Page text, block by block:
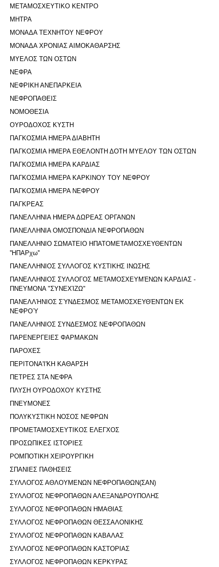
ΜΕΤΑΜΟΣΧΕΥΤΙΚΟ ΚΕΝΤΡΟ
ΜΗΤΡΑ
ΜΟΝΑΔΑ ΤΕΧΝΗΤΟΥ ΝΕΦΡΟΥ
ΜΟΝΑΔΑ ΧΡΟΝΙΑΣ ΑΙΜΟΚΑΘΑΡΣΗΣ
ΜΥΕΛΟΣ ΤΩΝ ΟΣΤΩΝ
ΝΕΦΡΑ
ΝΕΦΡΙΚΗ ΑΝΕΠΑΡΚΕΙΑ
ΝΕΦΡΟΠΑΘΕΙΣ
ΝΟΜΟΘΕΣΙΑ
ΟΥΡΟΔΟΧΟΣ ΚΥΣΤΗ
ΠΑΓΚΟΣΜΙΑ ΗΜΕΡΑ ΔΙΑΒΗΤΗ
ΠΑΓΚΟΣΜΙΑ ΗΜΕΡΑ ΕΘΕΛΟΝΤΗ ΔΟΤΗ ΜΥΕΛΟΥ ΤΩΝ ΟΣΤΩΝ
ΠΑΓΚΟΣΜΙΑ ΗΜΕΡΑ ΚΑΡΔΙΑΣ
ΠΑΓΚΟΣΜΙΑ ΗΜΕΡΑ ΚΑΡΚΙΝΟΥ ΤΟΥ ΝΕΦΡΟΥ
ΠΑΓΚΟΣΜΙΑ ΗΜΕΡΑ ΝΕΦΡΟΥ
ΠΑΓΚΡΕΑΣ
ΠΑΝΕΛΛΗΝΙΑ ΗΜΕΡΑ ΔΩΡΕΑΣ ΟΡΓΑΝΩΝ
ΠΑΝΕΛΛΗΝΙΑ ΟΜΟΣΠΟΝΔΙΑ ΝΕΦΡΟΠΑΘΩΝ
ΠΑΝΕΛΛΗΝΙΟ ΣΩΜΑΤΕΙΟ ΗΠΑΤΟΜΕΤΑΜΟΣΧΕΥΘΕΝΤΩΝ
''ΗΠΑΡχω''
ΠΑΝΕΛΛΗΝΙΟΣ ΣΥΛΛΟΓΟΣ ΚΥΣΤΙΚΗΣ ΙΝΩΣΗΣ
ΠΑΝΕΛΛΗΝΙΟΣ ΣΥΛΛΟΓΟΣ ΜΕΤΑΜΟΣΧΕΥΜΈΝΩΝ ΚΑΡΔΙΑΣ -
ΠΝΕΥΜΟΝΑ "ΣΥΝΕΧΊΖΩ"
ΠΑΝΕΛΛΉΝΙΟΣ ΣΎΝΔΕΣΜΟΣ ΜΕΤΑΜΟΣΧΕΥΘΈΝΤΩΝ ΕΚ
ΝΕΦΡΟΎ
ΠΑΝΕΛΛΗΝΙΟΣ ΣΥΝΔΕΣΜΟΣ ΝΕΦΡΟΠΑΘΩΝ
ΠΑΡΕΝΕΡΓΕΙΕΣ ΦΑΡΜΑΚΩΝ
ΠΑΡΟΧΕΣ
ΠΕΡΙΤΟΝΑ'I'ΚΗ ΚΑΘΑΡΣΗ
ΠΕΤΡΕΣ ΣΤΑ ΝΕΦΡΑ
ΠΛΥΣΗ ΟΥΡΟΔΟΧΟΥ ΚΥΣΤΗΣ
ΠΝΕΥΜΟΝΕΣ
ΠΟΛΥΚΥΣΤΙΚΗ ΝΟΣΟΣ ΝΕΦΡΩΝ
ΠΡΟΜΕΤΑΜΟΣΧΕΥΤΙΚΟΣ ΕΛΕΓΧΟΣ
ΠΡΟΣΩΠΙΚΕΣ ΙΣΤΟΡΙΕΣ
ΡΟΜΠΟΤΙΚΗ ΧΕΙΡΟΥΡΓΙΚΗ
ΣΠΑΝΙΕΣ ΠΑΘΗΣΕΙΣ
ΣΥΛΛΟΓΟΣ ΑΘΛΟΥΜΕΝΩΝ ΝΕΦΡΟΠΑΘΩΝ(ΣΑΝ)
ΣΥΛΛΟΓΟΣ ΝΕΦΡΟΠΑΘΩΝ ΑΛΕΞΑΝΔΡΟΥΠΟΛΗΣ
ΣΥΛΛΟΓΟΣ ΝΕΦΡΟΠΑΘΩΝ ΗΜΑΘΙΑΣ
ΣΥΛΛΟΓΟΣ ΝΕΦΡΟΠΑΘΩΝ ΘΕΣΣΑΛΟΝΙΚΗΣ
ΣΥΛΛΟΓΟΣ ΝΕΦΡΟΠΑΘΩΝ ΚΑΒΑΛΑΣ
ΣΥΛΛΟΓΟΣ ΝΕΦΡΟΠΑΘΩΝ ΚΑΣΤΟΡΙΑΣ
ΣΥΛΛΟΓΟΣ ΝΕΦΡΟΠΑΘΩΝ ΚΕΡΚΥΡΑΣ